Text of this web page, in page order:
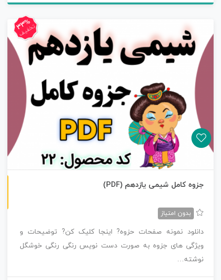
33%
تخفیف
جزوه کامل شیمی یازدهم (PDF)
بدون امتیاز
دانلود نمونه صفحات حزوه? اینجا کلیک کن? توضیحات و
ویژگی های جزوه به صورت دست نویس رنگی رنگی خوشگل
نوشته…